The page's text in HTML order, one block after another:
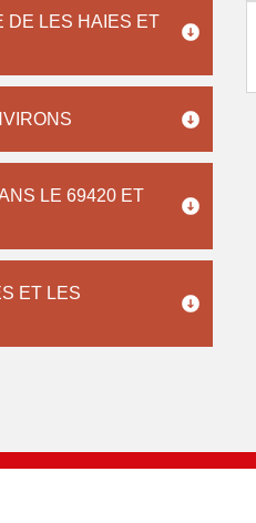
DE LES HAIES ET
LE 69420 ET
ET LES